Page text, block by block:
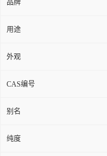
品牌
用途
外观
CAS编号
别名
纯度